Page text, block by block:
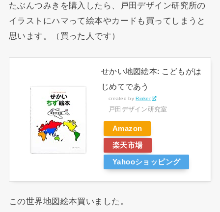
たぶんつみきを購入したら、戸田デザイン研究所の
イラストにハマって絵本やカードも買ってしまうと
思います。（買った人です）
せかい地図絵本: こどもがは
じめてであう
created byRinker
戸田デザイン研究室
Amazon
楽天市場
Yahooショッピング
この世界地図絵本買いました。